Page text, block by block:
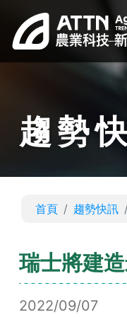
趨勢
首頁 趨勢快訊
瑞士將建
2022/09/07